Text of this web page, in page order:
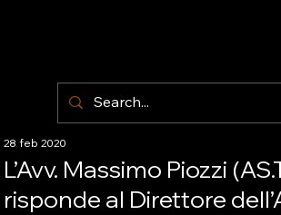
L’Avv. Massimo Piozzi
risponde al Direttore
28 feb 2020